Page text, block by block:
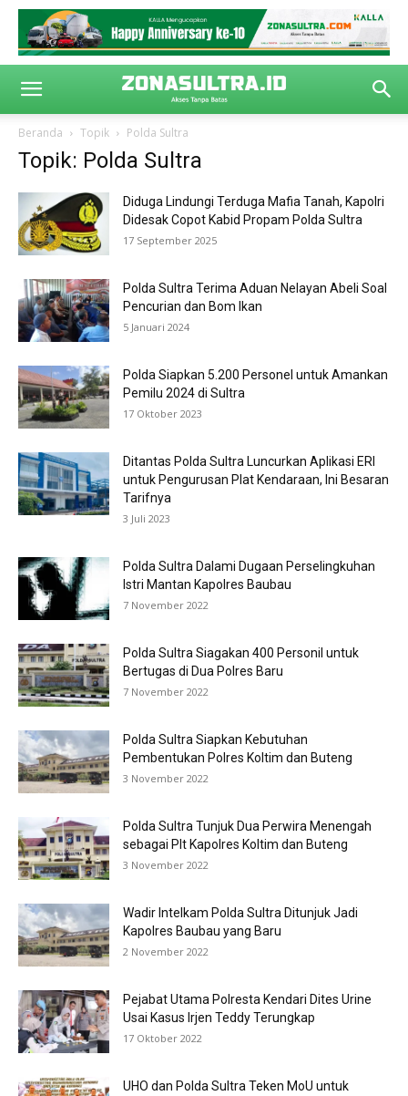
Beranda Topik Polda Sultra
Topik: Polda Sultra
Diduga Lindungi Terduga Mafia Tanah, Kapolri
Didesak Copot Kabid Propam Polda Sultra
17 September 2025
Polda Sultra Terima Aduan Nelayan Abeli Soal
Pencurian dan Bom Ikan
5 Januari 2024
Polda Siapkan 5.200 Personel untuk Amankan
Pemilu 2024 di Sultra
17 Oktober 2023
Ditantas Polda Sultra Luncurkan Aplikasi ERI
untuk Pengurusan Plat Kendaraan, Ini Besaran
Tarifnya
3 Juli 2023
Polda Sultra Dalami Dugaan Perselingkuhan
Istri Mantan Kapolres Baubau
7 November 2022
Polda Sultra Siagakan 400 Personil untuk
Bertugas di Dua Polres Baru
7 November 2022
Polda Sultra Siapkan Kebutuhan
Pembentukan Polres Koltim dan Buteng
3 November 2022
Polda Sultra Tunjuk Dua Perwira Menengah
sebagai Plt Kapolres Koltim dan Buteng
3 November 2022
Wadir Intelkam Polda Sultra Ditunjuk Jadi
Kapolres Baubau yang Baru
2 November 2022
Pejabat Utama Polresta Kendari Dites Urine
Usai Kasus Irjen Teddy Terungkap
17 Oktober 2022
UHO dan Polda Sultra Teken MoU untuk